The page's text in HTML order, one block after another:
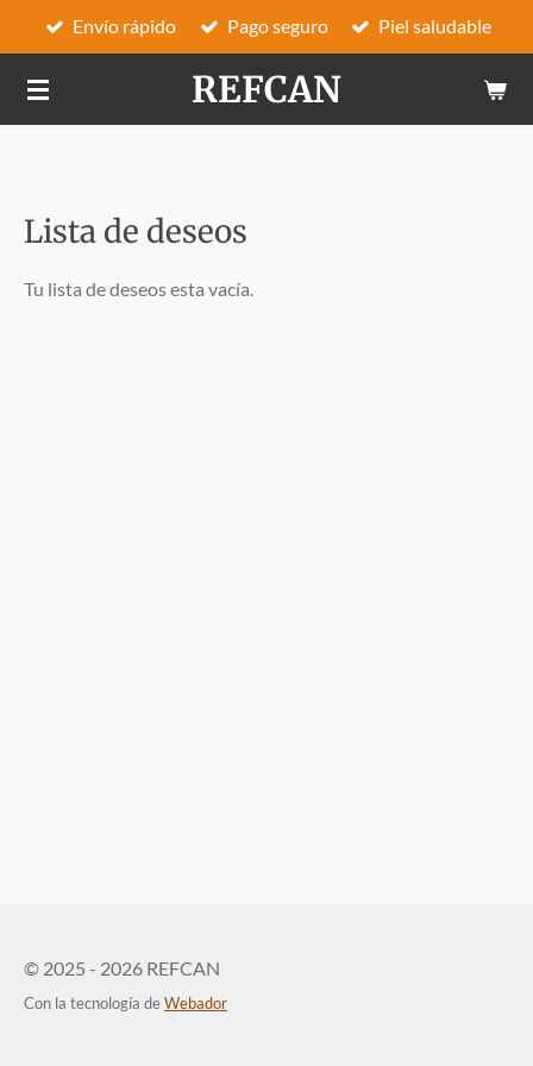
al
contenido
principal
REFCAN
Envío rápido Pago seguro Piel saludable
Lista de deseos
Tu lista de deseos esta vacía.
© 2025 - 2026 REFCAN
Con la tecnología deWebador